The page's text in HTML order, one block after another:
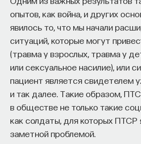
опытов, как война, и других
явилось то, что мы начали
ситуаций, которые могут
(травма у взрослых, травма у
или сексуальное насилие), или
пациент является свидетелем
и так далее. Такие образом,
в обществе не только такие
как солдаты, для которых ПТСР
заметной проблемой.